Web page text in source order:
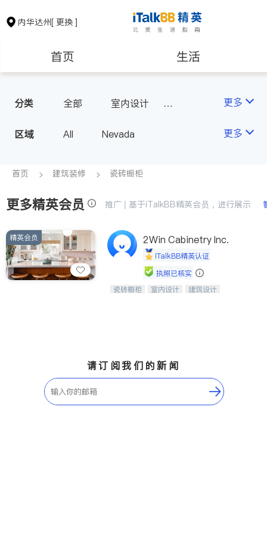
内华达州[ 更换 ]
首页 生活
保险理财
会计师
教育 养老
非盈利组织
分类 全部
室内设计
更多
区域 All Nevada 更多
首页 建筑装修 瓷砖橱柜
更多精英会员 推广 | 基于iTalkBB精英会员，进行展示
精英会员 2Win Cabinetry Inc.
iTalkBB精英认证
执照已核实
中华橱柜石材公司以实惠的价格提供实
瓷砖橱柜 室内设计
建筑设计
请订阅我们的新闻